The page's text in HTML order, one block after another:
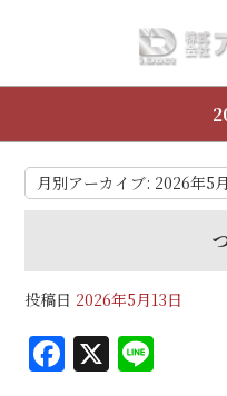
月別アーカイブ: 2026年5月
投稿日 2026年5月13日
F X